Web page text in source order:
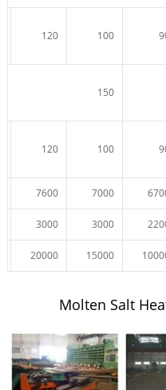
100
120
150
100
120
7000
7600
3000
3000
15000
20000
Molten Salt